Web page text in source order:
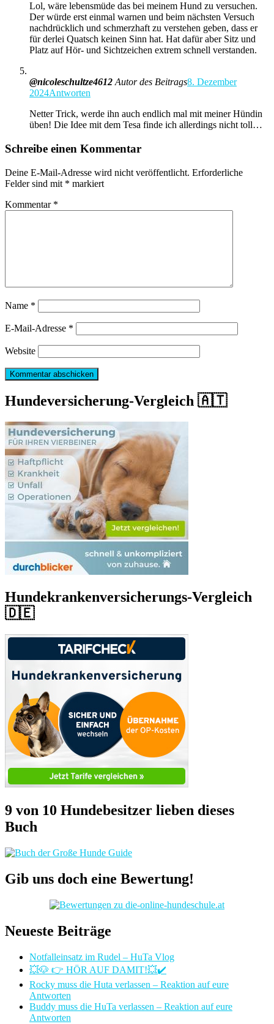
Lol, wäre lebensmüde das bei meinem Hund zu versuchen.
Der würde erst einmal warnen und beim nächsten Versuch
nachdrücklich und schmerzhaft zu verstehen geben, dass er
für derlei Quatsch keinen Sinn hat. Hat dafür aber Sitz und
Platz auf Hör- und Sichtzeichen extrem schnell verstanden.
@nicoleschultze4612 Autor des Beitrags8. Dezember
2024Antworten
Netter Trick, werde ihn auch endlich mal mit meiner Hündin
üben! Die Idee mit dem Tesa finde ich allerdings nicht toll…
Schreibe einen Kommentar
Deine E-Mail-Adresse wird nicht veröffentlicht. Erforderliche
Felder sind mit * markiert
Kommentar *
Name *
E-Mail-Adresse *
Website
Hundeversicherung-Vergleich 🇦🇹
Hundekrankenversicherungs-Vergleich
🇩🇪
9 von 10 Hundebesitzer lieben dieses
Buch
Gib uns doch eine Bewertung!
Neueste Beiträge
Notfalleinsatz im Rudel – HuTa Vlog
💥🐶 👉 HÖR AUF DAMIT!💥✔️
Rocky muss die Huta verlassen – Reaktion auf eure
Antworten
Buddy muss die HuTa verlassen – Reaktion auf eure
Antworten